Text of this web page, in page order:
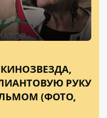
РУКУ
(ФОТО,